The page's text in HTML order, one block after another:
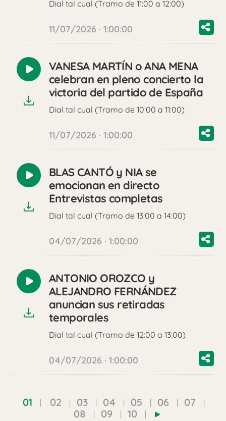
Dial tal cual (Tramo de 11:00 a 12:00)
11/07/2026 · 1:00:00
Reproducir
audio
VANESA MARTÍN o ANA MENA
celebran en pleno concierto la
victoria del partido de España
Dial tal cual (Tramo de 10:00 a 11:00)
11/07/2026 · 1:00:00
Reproducir
audio
BLAS CANTÓ y NIA se
emocionan en directo
Entrevistas completas
Dial tal cual (Tramo de 13:00 a 14:00)
04/07/2026 · 1:00:00
Reproducir
audio
ANTONIO OROZCO y
ALEJANDRO FERNÁNDEZ
anuncian sus retiradas
temporales
Dial tal cual (Tramo de 12:00 a 13:00)
04/07/2026 · 1:00:00
01 02 03 04 05 06
07
08
09 10